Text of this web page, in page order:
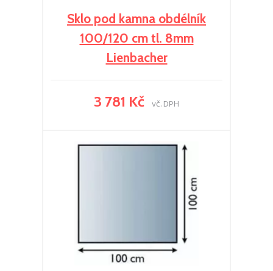
Sklo pod kamna obdélník
100/120 cm tl. 8mm
Lienbacher
3 781 Kč vč. DPH